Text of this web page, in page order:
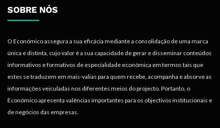
SOBRE NÓS
O Económico assegura a sua eficácia mediante a consolidação de uma marca
única e distinta, cujo valor é a sua capacidade de gerar e disseminar conteúdos
informativos e formativos de especialidade económica em termos tais que
estes se traduzem em mais-valias para quem recebe, acompanha e absorve as
informações veiculadas nos diferentes meios do projecto. Portanto, o
Económico apresenta valências importantes para os objectivos institucionais e
de negócios das empresas.